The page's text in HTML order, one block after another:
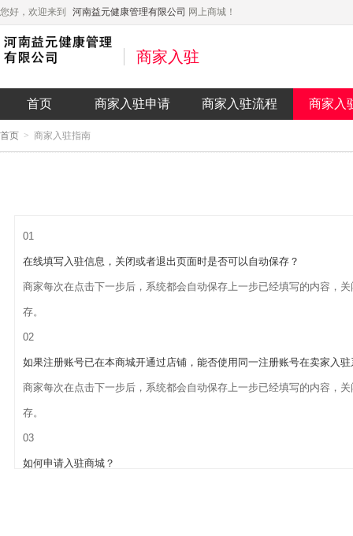
您好，欢迎来到 河南益元健康管理有限公司 网上商城！
商家入驻
首页 商家入驻申请 商家入驻流程 商家入
首页 > 商家入驻指南
01
在线填写入驻信息，关闭或者退出页面时是否可以自动保存？
商家每次在点击下一步后，系统都会自动保存上一步已经填写的内容，
存。
02
如果注册账号已在本商城开通过店铺，能否使用同一注册账号在卖家入
商家每次在点击下一步后，系统都会自动保存上一步已经填写的内容，
存。
03
如何申请入驻商城？